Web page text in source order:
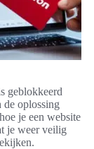
geblokkeerd
de oplossing
je een website
je weer veilig